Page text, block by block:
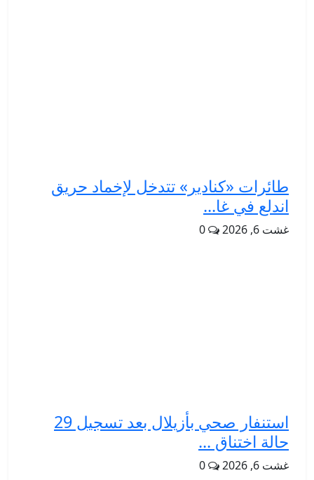
طائرات «كنادير» تتدخل لإخماد حريق
اندلع في غا...
غشت 6, 2026 0
استنفار صحي بأزيلال بعد تسجيل 29
حالة اختناق ...
غشت 6, 2026 0